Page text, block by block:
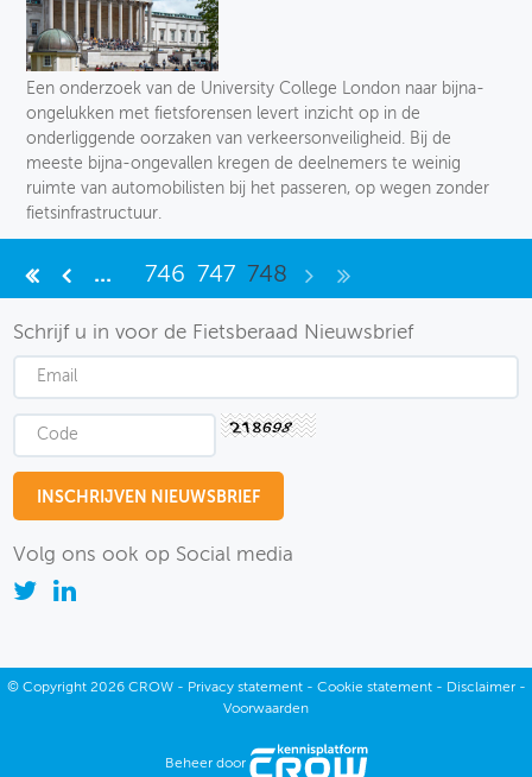
Schrijf u in voor de Fietsberaad Nieuwsbrief
Volg ons ook op Social media
Een onderzoek van de University College London naar bijna-
ongelukken met fietsforensen levert inzicht op in de
onderliggende oorzaken van verkeersonveiligheid. Bij de
meeste bijna-ongevallen kregen de deelnemers te weinig
ruimte van automobilisten bij het passeren, op wegen zonder
fietsinfrastructuur.
... 746 747 748
© Copyright2026 CROW - Privacy statement- Cookie statement- Disclaimer-
Voorwaarden
Beheer door